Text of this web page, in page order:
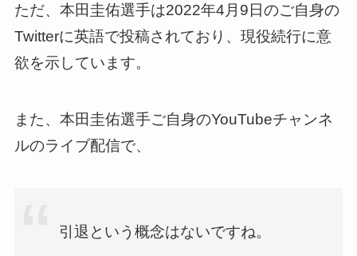
ただ、本田圭佑選手は2022年4月9日のご自身の
Twitterに英語で投稿されており、現役続行に意
欲を示しています。
また、本田圭佑選手ご自身のYouTubeチャンネ
ルのライブ配信で、
引退という概念はないですね。